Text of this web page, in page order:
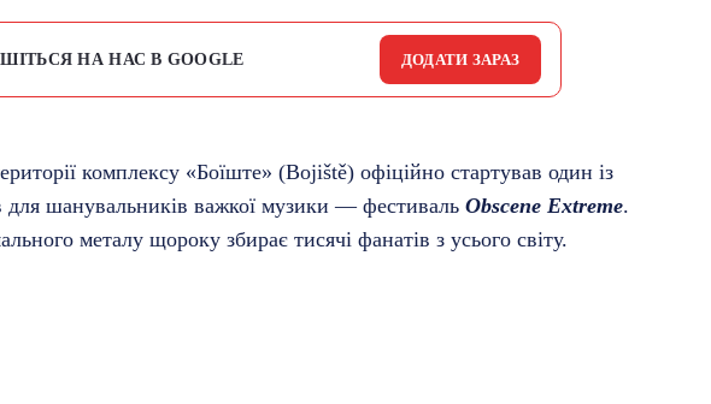
НА НАС В GOOGLE ДОДАТИ ЗАРАЗ
комплексу «Боїште» (Bojiště) офіційно стартував один із
для шанувальників важкої музики — фестиваль Obscene Extreme.
металу щороку збирає тисячі фанатів з усього світу.